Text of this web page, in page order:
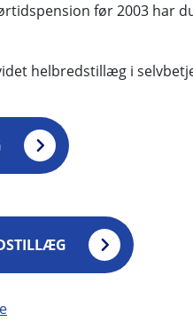
før 2003 har
helbredstillæg i